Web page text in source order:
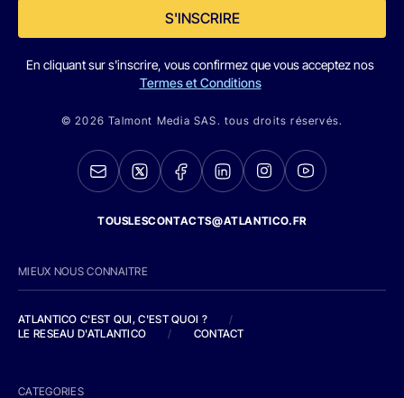
S'INSCRIRE
En cliquant sur s'inscrire, vous confirmez que vous acceptez nos
Termes et Conditions
© 2026 Talmont Media SAS. tous droits réservés.
TOUSLESCONTACTS@ATLANTICO.FR
MIEUX NOUS CONNAITRE
ATLANTICO C'EST QUI, C'EST QUOI ?
/
LE RESEAU D'ATLANTICO
/ CONTACT
CATEGORIES